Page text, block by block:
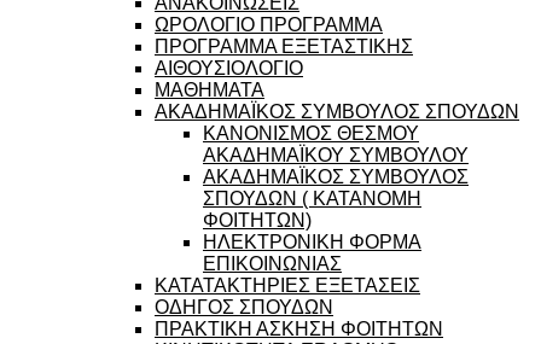
ΩΡΟΛΟΓΙΟ ΠΡΟΓΡΑΜΜΑ
ΠΡΟΓΡΑΜΜΑ ΕΞΕΤΑΣΤΙΚΗΣ
ΑΙΘΟΥΣΙΟΛΟΓΙΟ
ΜΑΘΗΜΑΤΑ
ΑΚΑΔΗΜΑΪΚΟΣ ΣΥΜΒΟΥΛΟΣ ΣΠΟΥΔΩΝ
ΚΑΝΟΝΙΣΜΟΣ ΘΕΣΜΟΥ
ΑΚΑΔΗΜΑΪΚΟΥ ΣΥΜΒΟΥΛΟΥ
ΑΚΑΔΗΜΑΪΚΟΣ ΣΥΜΒΟΥΛΟΣ
ΣΠΟΥΔΩΝ ( ΚΑΤΑΝΟΜΗ
ΦΟΙΤΗΤΩΝ)
ΗΛΕΚΤΡΟΝΙΚΗ ΦΟΡΜΑ
ΕΠΙΚΟΙΝΩΝΙΑΣ
ΚΑΤΑΤΑΚΤΗΡΙΕΣ ΕΞΕΤΑΣΕΙΣ
ΟΔΗΓΟΣ ΣΠΟΥΔΩΝ
ΠΡΑΚΤΙΚΗ ΑΣΚΗΣΗ ΦΟΙΤΗΤΩΝ